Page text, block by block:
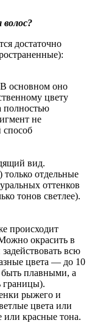
достаточно
основном оно
цвету
полностью
не
способ
вид.
отдельные
оттенков
тонов светлее).
происходит
окрасить в
всю
цвета — до 10
быть плавными, а
границы).
рыжего и
цвета или
красные тона.